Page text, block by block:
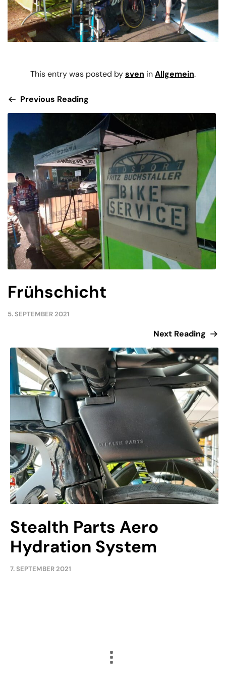
This entry was posted bysven inAllgemein.
Previous Reading
Frühschicht
5. SEPTEMBER 2021
Next Reading
Stealth Parts Aero
Hydration System
7. SEPTEMBER 2021